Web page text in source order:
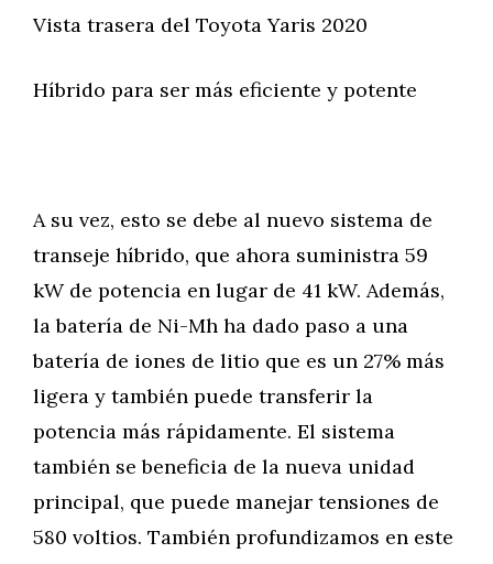
Vista trasera del Toyota Yaris 2020
Híbrido para ser más eficiente y potente
A su vez, esto se debe al nuevo sistema de
transeje híbrido, que ahora suministra 59
kW de potencia en lugar de 41 kW. Además,
la batería de Ni-Mh ha dado paso a una
batería de iones de litio que es un 27% más
ligera y también puede transferir la
potencia más rápidamente. El sistema
también se beneficia de la nueva unidad
principal, que puede manejar tensiones de
580 voltios. También profundizamos en este